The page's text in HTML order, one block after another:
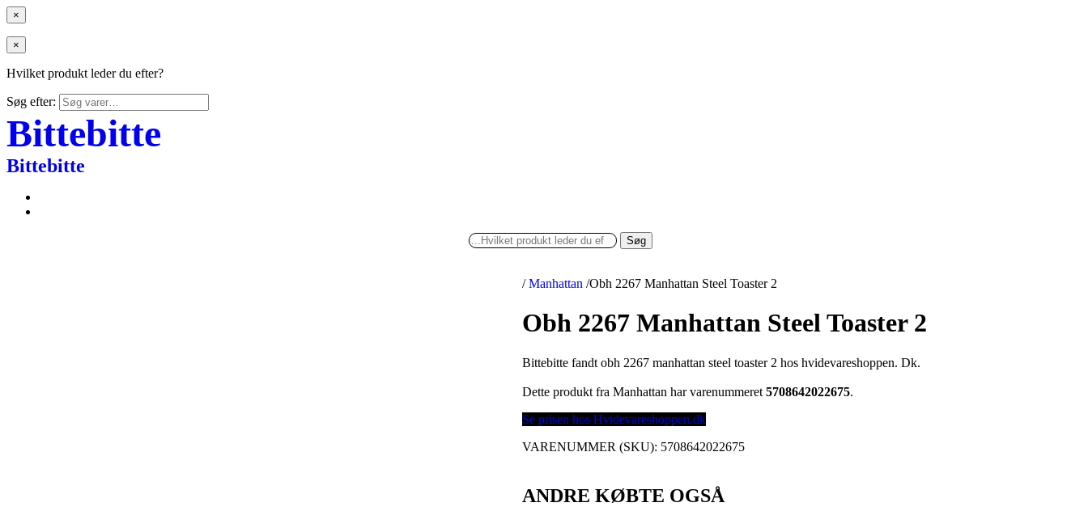
×
×
Hvilket produkt leder du efter?
Søg efter:
Bittebitte
Bittebitte
Søg
/ Manhattan /Obh 2267 Manhattan Steel Toaster 2
Obh 2267 Manhattan Steel Toaster 2
Bittebitte fandt obh 2267 manhattan steel toaster 2 hos hvidevareshoppen. Dk.
Dette produkt fra Manhattan har varenummeret5708642022675.
Se prisen hos Hvidevareshoppen.dk
VARENUMMER (SKU): 5708642022675
ANDRE KØBTE OGSÅ